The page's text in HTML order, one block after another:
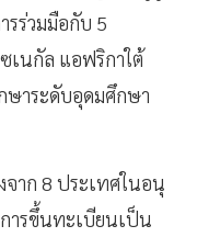
ร่วมมือกับ 5
เนกัล แอฟริกาใต้
าระดับอุดมศึกษา
าก 8 ประเทศในอนุ
ารขึ้นทะเบียนเป็น